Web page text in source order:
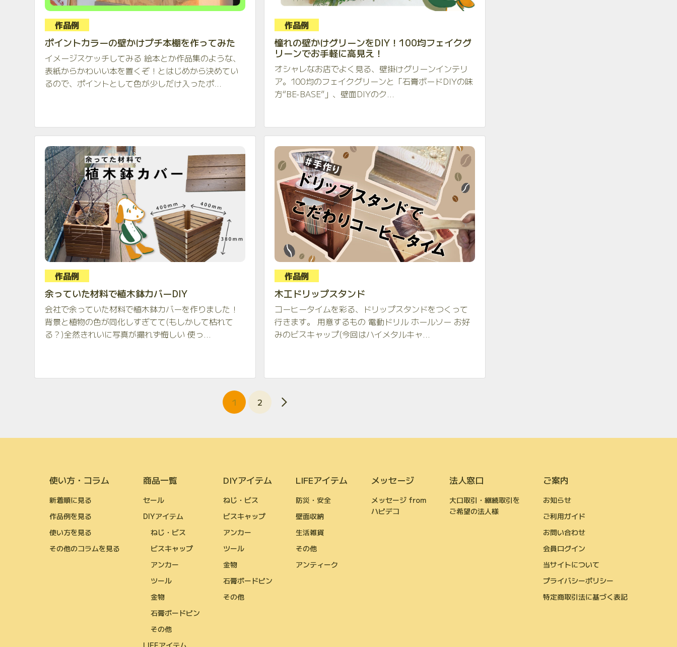
作品例
ポイントカラーの壁かけプチ本棚を作ってみた
イメージスケッチしてみる 絵本とか作品集のような、
表紙からかわいい本を置くぞ！とはじめから決めてい
るので、ポイントとして色が少しだけ入ったポ...
作品例
憧れの壁かけグリーンをDIY！100均フェイクグ
リーンでお手軽に高見え！
オシャレなお店でよく見る、壁掛けグリーンインテリ
ア。100均のフェイクグリーンと「石膏ボードDIYの味
方“BE-BASE”」、壁面DIYのク...
作品例
余っていた材料で植木鉢カバーDIY
会社で余っていた材料で植木鉢カバーを作りました！
背景と植物の色が同化しすぎてて(もしかして枯れて
る？)全然きれいに写真が撮れず悔しい 使っ...
作品例
木工ドリップスタンド
コーヒータイムを彩る、ドリップスタンドをつくって
行きます。 用意するもの 電動ドリル ホールソー お好
みのビスキャップ(今回はハイメタルキャ...
1 2
使い方・コラム
新着順に見る
作品例を見る
使い方を見る
その他のコラムを見る
商品一覧
セール
DIYアイテム
ねじ・ビス
ビスキャップ
アンカー
ツール
金物
石膏ボードピン
その他
DIYアイテム
ねじ・ビス
ビスキャップ
アンカー
ツール
金物
石膏ボードピン
その他
LIFEアイテム
防災・安全
壁面収納
生活雑貨
その他
アンティーク
メッセージ
メッセージ from
ハピデコ
法人窓口
大口取引・継続取引を
ご希望の法人様
ご案内
お知らせ
ご利用ガイド
お問い合わせ
会員ログイン
当サイトについて
プライバシーポリシー
特定商取引法に基づく表記